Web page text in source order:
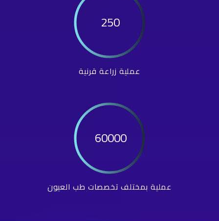
250
عملية زراعة قرنية
60000
عملية بمختلف تخصصات طب العيون